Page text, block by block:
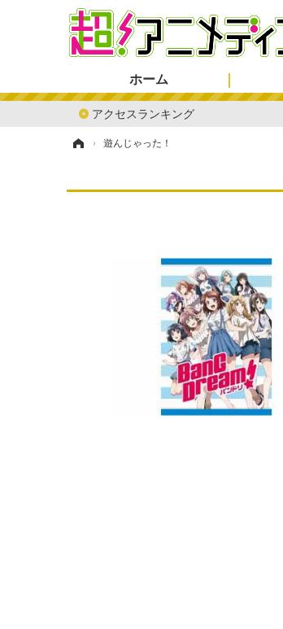
ホーム
アクセスランキング
› 遊んじゃった！